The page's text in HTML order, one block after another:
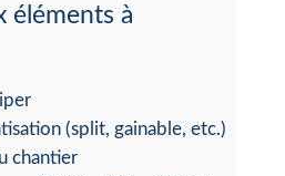
éléments à
(split, gainable, etc.)
chantier